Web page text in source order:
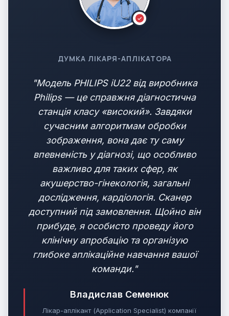
ДУМКА ЛІКАРЯ-АПЛІКАТОРА
"Модель PHILIPS iU22 від виробника
Philips — це справжня діагностична
станція класу «високий». Завдяки
сучасним алгоритмам обробки
зображення, вона дає ту саму
впевненість у діагнозі, що особливо
важливо для таких сфер, як
акушерство-гінекологія, загальні
дослідження, кардіологія. Сканер
доступний під замовлення. Щойно він
прибуде, я особисто проведу його
клінічну апробацію та організую
глибоке аплікаційне навчання вашої
команди."
Владислав Семенюк
Лікар-аплікант (Application Specialist) компанії